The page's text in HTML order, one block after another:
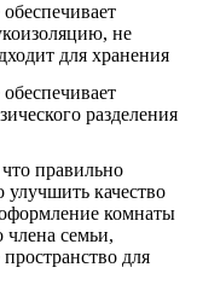
не
для хранения
разделения
правильно
качество
комнаты
члена семьи,
для